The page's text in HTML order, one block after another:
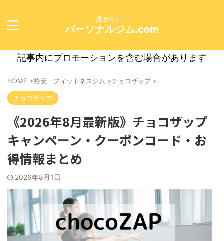
痩せたい！
パーソナルジム.com
記事内にプロモーションを含む場合があります
HOME >格安・フィットネスジム >チョコザップ >
チョコザップ
《2026年8月最新版》チョコザップ
キャンペーン・クーポンコード・お
得情報まとめ
2026年8月1日